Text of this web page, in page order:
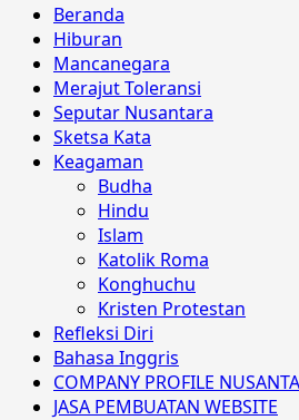
Beranda
Hiburan
Mancanegara
Merajut Toleransi
Seputar Nusantara
Sketsa Kata
Keagaman
Budha
Hindu
Islam
Katolik Roma
Konghuchu
Kristen Protestan
Refleksi Diri
Bahasa Inggris
COMPANY PROFILE
JASA PEMBUATAN WEBSITE